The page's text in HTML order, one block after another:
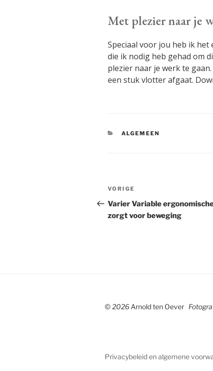
Met plezier naar je
Speciaal voor jou heb ik het
die ik nodig heb gehad om
plezier naar je werk te
een stuk vlotter afgaat.
CATEGORIEËN
ALGEMEEN
Bericht
navigatie
Vorig
bericht
VORIGE
Varier Variable
zorgt voor beweging
© 2026Arnold ten Oever
Privacybeleid en algemene